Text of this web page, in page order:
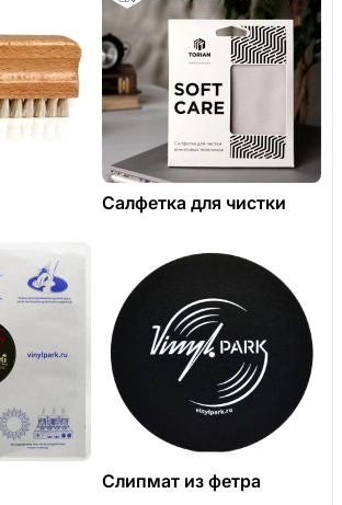
Салфетка для чистки
Слипмат из фетра